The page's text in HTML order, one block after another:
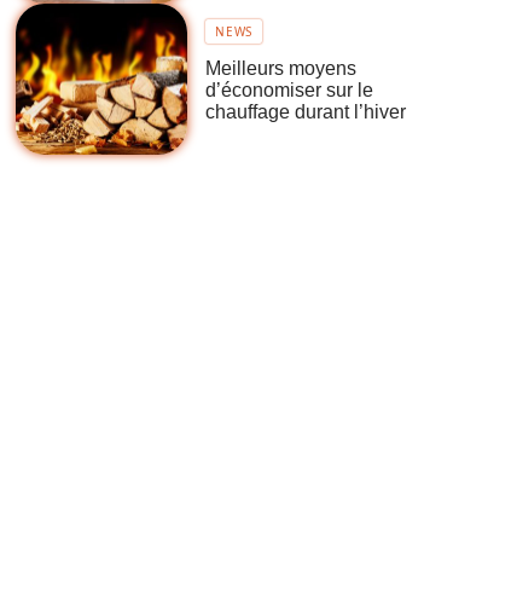
NEWS
Meilleurs moyens
d’économiser sur le
chauffage durant l’hiver